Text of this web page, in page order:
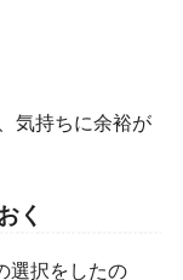
気持ちに余裕が
く
選択をしたの